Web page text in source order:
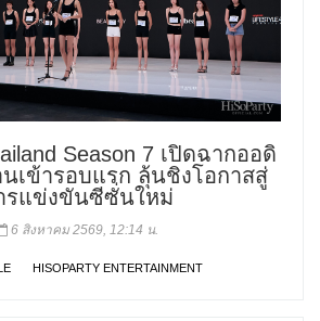
Season 7 เปิดฉากออดิ
เข้ารอบแรก ลุ้นชิงโอกาสสู่
รแข่งขันซีซั่นใหม่
6 สิงหาคม 2569, 12:14 น.
HISOPARTY ENTERTAINMENT